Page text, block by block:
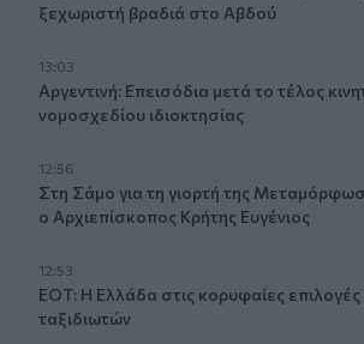
ξεχωριστή βραδιά στο Αβδού
13:03
Αργεντινή: Επεισόδια μετά το τέλος
νομοσχεδίου ιδιοκτησίας
12:56
Στη Σάμο για τη γιορτή της
ο Αρχιεπίσκοπος Κρήτης Ευγένιος
12:53
ΕΟΤ: Η Ελλάδα στις κορυφαίες
ταξιδιωτών